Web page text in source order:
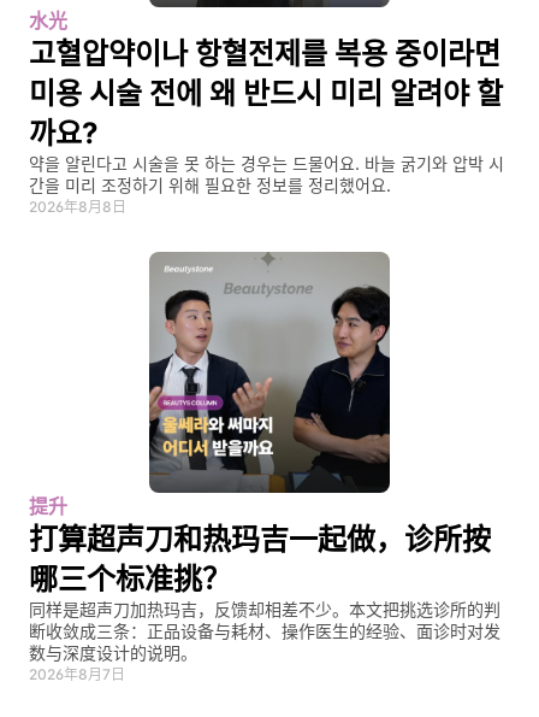
水光
고혈압약이나 항혈전제를 복용 중이라면
미용 시술 전에 왜 반드시 미리 알려야 할
까요?
약을 알린다고 시술을 못 하는 경우는 드물어요. 바늘 굵기와 압박 시
간을 미리 조정하기 위해 필요한 정보를 정리했어요.
2026年8月8日
提升
打算超声刀和热玛吉一起做，诊所按
哪三个标准挑？
同样是超声刀加热玛吉，反馈却相差不少。本文把挑选诊所的判
断收敛成三条：正品设备与耗材、操作医生的经验、面诊时对发
数与深度设计的说明。
2026年8月7日